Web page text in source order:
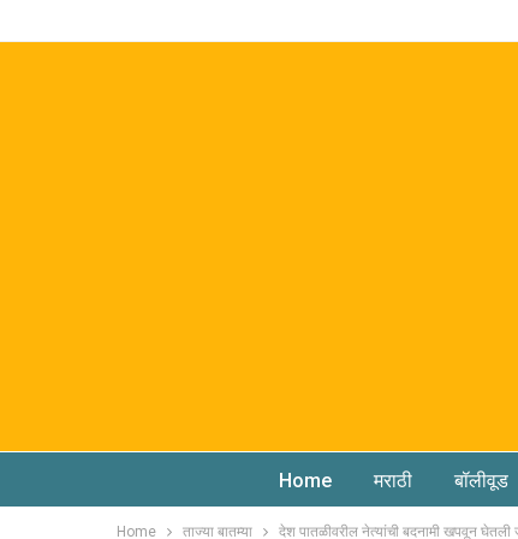
Home मराठी बॉलीवूड
Home ताज्या बातम्या देश पातळीवरील नेत्यांची बदनामी खपवून घेतली